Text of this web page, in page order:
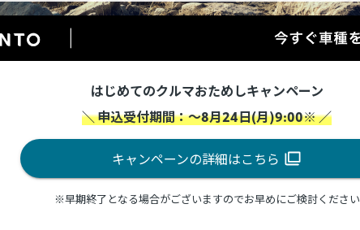
はじめてのクルマおためしキャンペーン
＼ 申込受付期間：～8月24日(月)9:00※ ／
キャンペーンの詳細はこちら
※早期終了となる場合がございますのでお早めにご検討ください